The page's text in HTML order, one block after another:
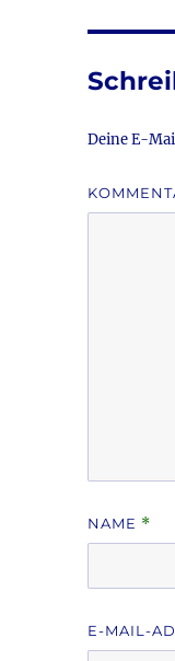
Deine E-
NAME *
E-MAIL-